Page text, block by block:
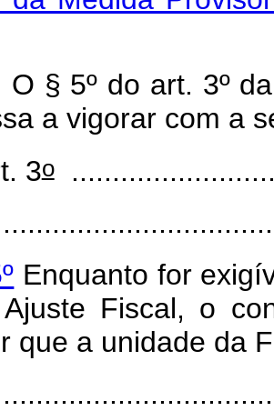
§ 5º do art. 3º
a vigorar com a
3o
Enquanto for
Fiscal, o
que a unidade da